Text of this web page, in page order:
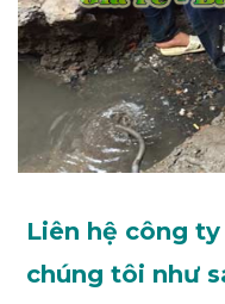
Liên hệ công
chúng tôi như